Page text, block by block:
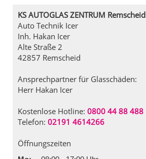
KS AUTOGLAS ZENTRUM Remscheid
Auto Technik Icer
Inh. Hakan Icer
Alte Straße 2
42857 Remscheid
Ansprechpartner für Glasschäden:
Herr Hakan Icer
Kostenlose Hotline: 0800 44 88 488
Telefon: 02191 4614266
Öffnungszeiten